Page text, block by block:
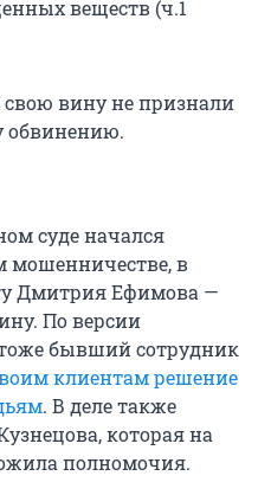
веществ (ч.1
вину не признали
обвинению.
суде начался
мошенничестве, в
Дмитрия Ефимова —
По версии
бывший сотрудник
клиентам решение
. В деле также
которая на
полномочия.